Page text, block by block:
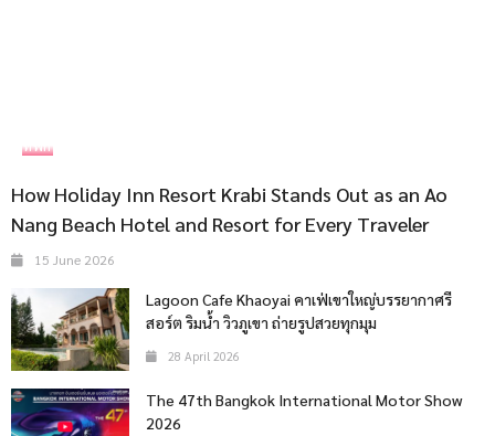
ที่พัก
How Holiday Inn Resort Krabi Stands Out as an Ao
Nang Beach Hotel and Resort for Every Traveler
15 June 2026
Lagoon Cafe Khaoyai คาเฟ่เขาใหญ่บรรยากาศรี
สอร์ต ริมน้ำ วิวภูเขา ถ่ายรูปสวยทุกมุม
28 April 2026
The 47th Bangkok International Motor Show
2026